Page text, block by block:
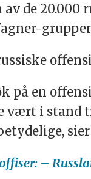
de 20.000
på en
vært i stand
–